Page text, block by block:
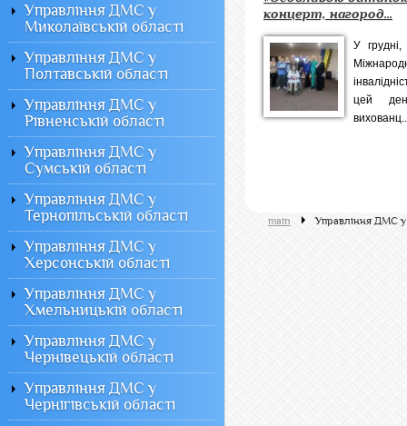
концерт, нагород...
У грудні,
цей
main Управління ДМС у
Управління ДМС у
Миколаївській області
Управління ДМС у
Полтавській області
Управління ДМС у
Рівненській області
Управління ДМС у
Сумській області
Управління ДМС у
Тернопільській області
Управління ДМС у
Херсонській області
Управління ДМС у
Хмельницькій області
Управління ДМС у
Чернівецькій області
Управління ДМС у
Чернігівській області